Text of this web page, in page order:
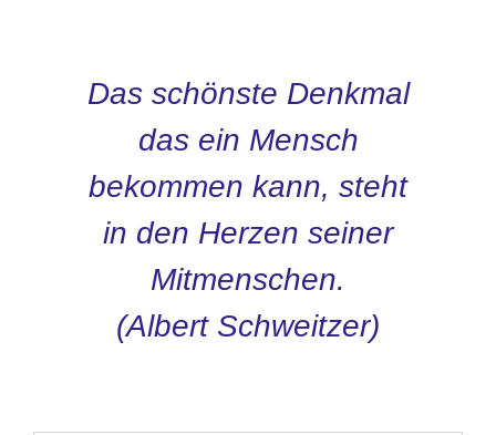
Das schönste Denkmal
das ein Mensch
bekommen kann, steht
in den Herzen seiner
Mitmenschen.
(Albert Schweitzer)